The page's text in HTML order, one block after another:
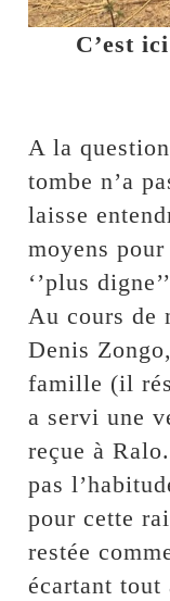
C’est
A la
tombe n’a
laisse
moyens
‘’plus
Au cours de
Denis
famille (il
a servi une
reçue à
pas
pour cette
restée
écartant tout